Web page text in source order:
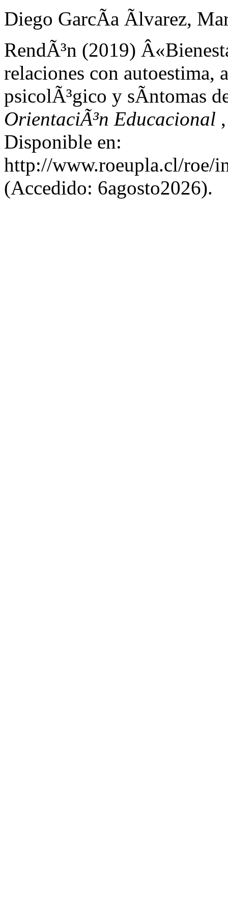
Diego GarcÃ­a Ãlvarez,
RendÃ³n (2019)
relaciones con autoestima,
psicolÃ³gico y sÃ­ntomas
OrientaciÃ³n Educacional
Disponible en:
http://www.roeupla.cl/roe/
(Accedido: 6agosto2026).